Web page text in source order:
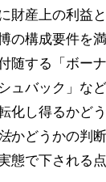
財産上の利益
の構成要件を満
随する「ボー
ュバック」な
化し得るかど
かどうかの判
態で下される